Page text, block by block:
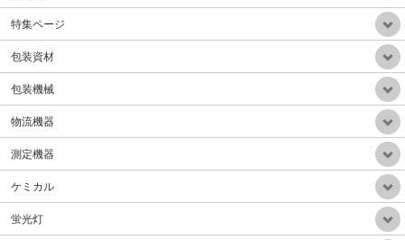
特集ページ
包装資材
包装機械
物流機器
測定機器
ケミカル
蛍光灯